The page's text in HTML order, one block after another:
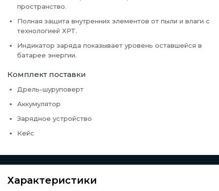
пространство.
Полная защита внутренних элементов от пыли и влаги с
технологией XPT.
Индикатор заряда показывает уровень оставшейся в
батарее энергии.
Комплект поставки
Дрель-шуруповерт
Аккумулятор
Зарядное устройство
Кейс
Характеристики